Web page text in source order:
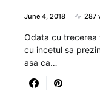
June 4, 2018 287
Odata cu trecerea
cu incetul sa
asa ca…